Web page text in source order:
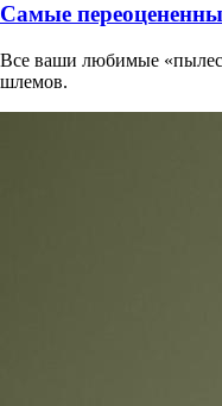
Самые
Все ваши любимые
шлемов.